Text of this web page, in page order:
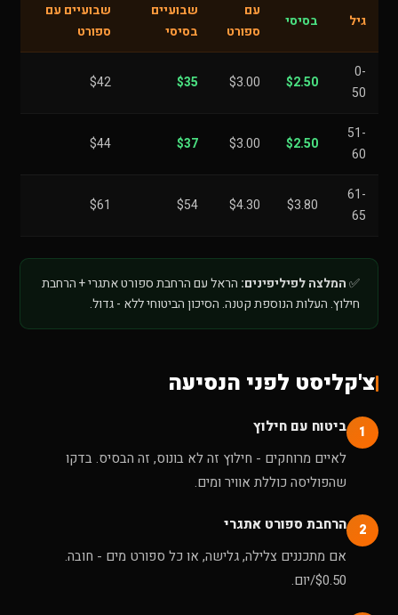
גיל בסיסי
עם
ספורט
שבועיים
בסיסי
שבועיים עם
ספורט
0-
50
$2.50
$3.00
$35
$42
51-
60
$2.50
$3.00
$37
$44
61-
65
$3.80
$4.30
$54
$61
✅המלצה לפיליפינים: הראל עם הרחבת ספורט אתגרי + הרחבת
חילוץ. העלות הנוספת קטנה. הסיכון הביטוחי ללא - גדול.
צ'קליסט לפני הנסיעה
1
ביטוח עם חילוץ
לאיים מרוחקים - חילוץ זה לא בונוס, זה הבסיס. בדקו
שהפוליסה כוללת אוויר ומים.
2
הרחבת ספורט אתגרי
אם מתכננים צלילה, גלישה, או כל ספורט מים - חובה.
$0.50/יום.